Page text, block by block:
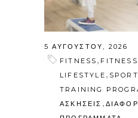
5 ΑΥΓΟΎΣΤΟΥ, 2026
FITNESS ,
LIFESTYLE ,
TRAINING
ΑΣΚΗΣΕΙΣ ,